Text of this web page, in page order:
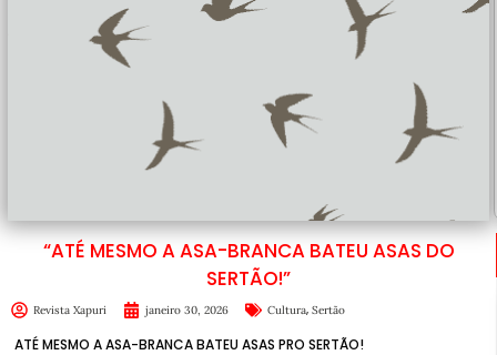
“ATÉ MESMO A ASA-BRANCA BATEU ASAS DO
SERTÃO!”
Revista Xapuri janeiro 30, 2026 Cultura, Sertão
ATÉ MESMO A ASA-BRANCA BATEU ASAS PRO SERTÃO!